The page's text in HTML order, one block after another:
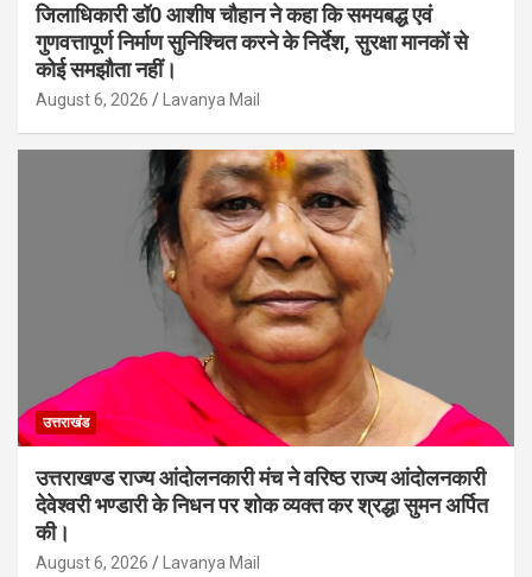
जिलाधिकारी डॉ0 आशीष चौहान ने कहा कि समयबद्ध एवं
गुणवत्तापूर्ण निर्माण सुनिश्चित करने के निर्देश, सुरक्षा मानकों से
कोई समझौता नहीं।
August 6, 2026 Lavanya Mail
उत्तराखंड
उत्तराखण्ड राज्य आंदोलनकारी मंच ने वरिष्ठ राज्य आंदोलनकारी
देवेश्वरी भण्डारी के निधन पर शोक व्यक्त कर श्रद्धा सुमन अर्पित
की।
August 6, 2026 Lavanya Mail